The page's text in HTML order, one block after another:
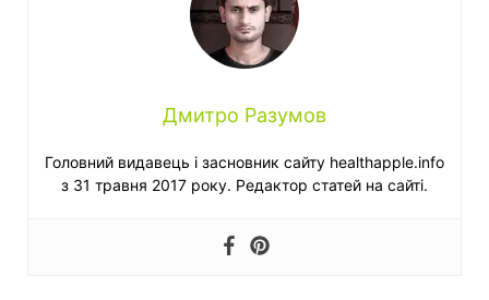
Дмитро Разумов
Головний видавець і засновник сайту healthapple.info
з 31 травня 2017 року. Редактор статей на сайті.